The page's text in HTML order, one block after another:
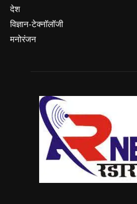
देश
विज्ञान-टेक्नॉलॉजी
मनोरंजन